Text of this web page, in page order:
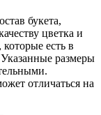
букета,
цветка и
есть в
размеры
отличаться на